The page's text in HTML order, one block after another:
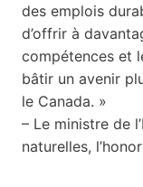
des emplois
d’offrir à
compétences et
bâtir un avenir
le Canada. »
– Le ministre de
naturelles,